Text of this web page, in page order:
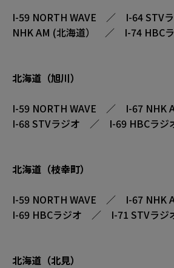
I-59 NORTH WAVE ／ I-64
NHK AM (北海道） ／ I-74 HBC
北海道（旭川）
I-59 NORTH WAVE ／ I-67 NHK
I-68 STVラジオ ／ I-69 HBCラジ
北海道（枝幸町）
I-59 NORTH WAVE ／ I-67 NHK
I-69 HBCラジオ ／ I-71 STVラジ
北海道（北見）